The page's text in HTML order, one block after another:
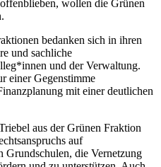
wollen die Grünen
bedanken sich in ihren
und sachliche
und der Verwaltung.
einer Gegenstimme
mit einer deutlichen
aus der Grünen Fraktion
auf
Grundschulen, die Vernetzung